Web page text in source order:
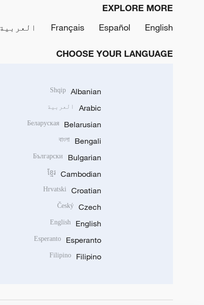
EXPLORE MORE
English
Español
Français العربية
CHOOSE YOUR LANGUAGE
Albanian
Shqip
Arabic العربية
Belarusian
Беларуская
Bengali
বাংলা
Bulgarian
Български
Cambodian
ខ្មែរ
Croatian
Hrvatski
Czech
Český
English
English
Esperanto
Esperanto
Filipino
Filipino